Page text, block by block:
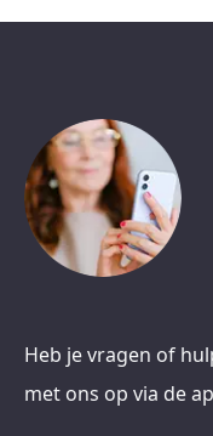
Heb je vragen of
met ons op via de